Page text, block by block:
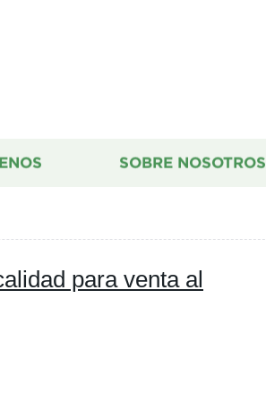
SOBRE NOSOTROS
para venta al